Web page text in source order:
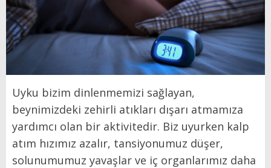
Uyku bizim dinlenmemizi sağlayan,
beynimizdeki zehirli atıkları dışarı atmamıza
yardımcı olan bir aktivitedir. Biz uyurken kalp
atım hızımız azalır, tansiyonumuz düşer,
solunumumuz yavaşlar ve iç organlarımız daha